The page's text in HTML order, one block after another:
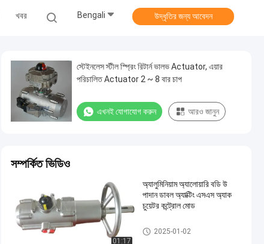
খবর Bengali উদ্ধৃতির জন্য আবেদন
স্টেইনলেস স্টীল স্প্রিং রিটার্ন ভালভ Actuator, এয়ার
পরিচালিত Actuator 2 ~ 8 বার চাপ
এখনই যোগাযোগ করুন আরও জানুন
সম্পর্কিত ভিডিও
01:17
অ্যালুমিনিয়াম অ্যালোয়ারি বডি উ
পাদান ডাবল অ্যাক্টিং এসএস অ্যাক
চুয়েটর কন্ট্রোল মোড
বায়ুসংক্রান্ত র্যাক এবং Pinion Actuat
or
2025-01-02